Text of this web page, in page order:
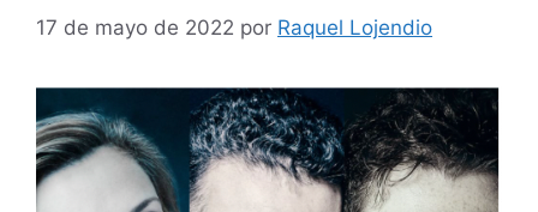
17 de mayo de 2022 por Raquel Lojendio